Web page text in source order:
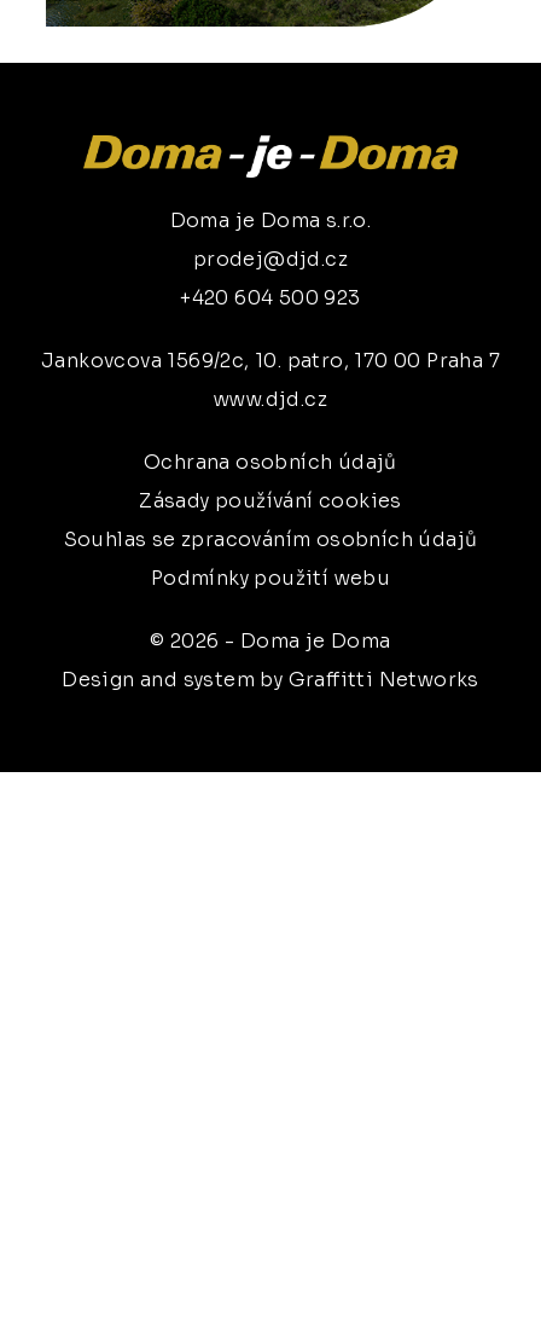
Doma je Doma s.r.o.
prodej@djd.cz
+420 604 500 923
Jankovcova 1569/2c, 10. patro, 170 00 Praha 7
www.djd.cz
Ochrana osobních údajů
Zásady používání cookies
Souhlas se zpracováním osobních údajů
Podmínky použití webu
© 2026 - Doma je Doma
Design and system by Graffitti Networks